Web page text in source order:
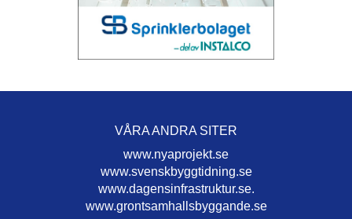
VÅRA ANDRA SITER
www.nyaprojekt.se
www.svenskbyggtidning.se
www.dagensinfrastruktur.se.
www.grontsamhallsbyggande.se